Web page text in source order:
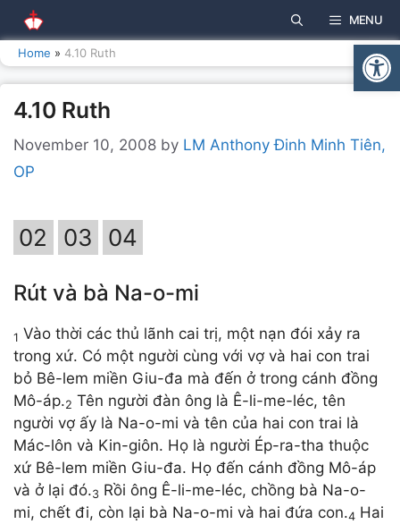
to
content
MENU
Home » 4.10 Ruth
4.10 Ruth
November 10, 2008 by LM Anthony Đinh Minh Tiên,
OP
02 03 04
Rút và bà Na-o-mi
1 Vào thời các thủ lãnh cai trị, một nạn đói xảy ra
trong xứ. Có một người cùng với vợ và hai con trai
bỏ Bê-lem miền Giu-đa mà đến ở trong cánh đồng
Mô-áp.2 Tên người đàn ông là Ê-li-me-léc, tên
người vợ ấy là Na-o-mi và tên của hai con trai là
Mác-lôn và Kin-giôn. Họ là người Ép-ra-tha thuộc
xứ Bê-lem miền Giu-đa. Họ đến cánh đồng Mô-áp
và ở lại đó.3 Rồi ông Ê-li-me-léc, chồng bà Na-o-
mi, chết đi, còn lại bà Na-o-mi và hai đứa con.4 Hai